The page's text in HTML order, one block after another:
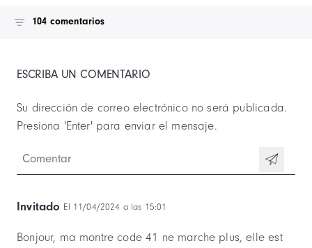
104 comentarios
ESCRIBA UN COMENTARIO
Su dirección de correo electrónico no será publicada.
Invitado El 11/04/2024 a las 15:01
Bonjour, ma montre code 41 ne marche plus, elle est